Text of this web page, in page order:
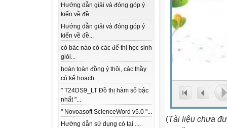
Hướng dẫn giải và đóng góp ý
kiến về đề...
Hướng dẫn giải và đóng góp ý
kiến về đề...
có bác nào có các để thi học sinh
giỏi...
hoàn toàn đồng ý thôi, các thầy
có kế hoạch...
" T24DS9_LT Đồ thị hàm số bậc
nhất "...
" Novoasoft ScienceWord v5.0 "...
Hướng dẫn sử dụng có tại ....
(Tài liệu chưa